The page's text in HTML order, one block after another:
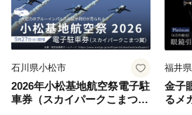
石川県小松市
2026年小松基地航空祭電子駐
車券（スカイパークこまつ
福井
金子
るメ